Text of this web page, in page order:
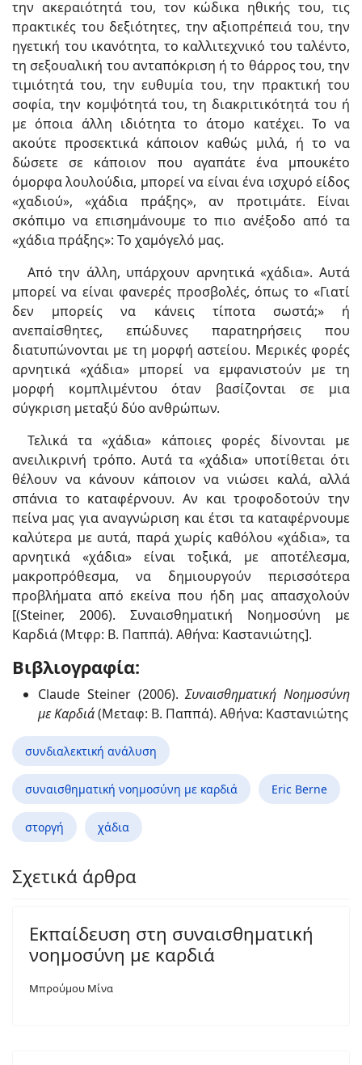
την ακεραιότητά του, τον κώδικα ηθικής του, τις
πρακτικές του δεξιότητες, την αξιοπρέπειά του, την
ηγετική του ικανότητα, το καλλιτεχνικό του ταλέντο,
τη σεξουαλική του ανταπόκριση ή το θάρρος του, την
τιμιότητά του, την ευθυμία του, την πρακτική του
σοφία, την κομψότητά του, τη διακριτικότητά του ή
με όποια άλλη ιδιότητα το άτομο κατέχει. Το να
ακούτε προσεκτικά κάποιον καθώς μιλά, ή το να
δώσετε σε κάποιον που αγαπάτε ένα μπουκέτο
όμορφα λουλούδια, μπορεί να είναι ένα ισχυρό είδος
«χαδιού», «χάδια πράξης», αν προτιμάτε. Είναι
σκόπιμο να επισημάνουμε το πιο ανέξοδο από τα
«χάδια πράξης»: Το χαμόγελό μας.
Από την άλλη, υπάρχουν αρνητικά «χάδια». Αυτά
μπορεί να είναι φανερές προσβολές, όπως το «Γιατί
δεν μπορείς να κάνεις τίποτα σωστά;» ή
ανεπαίσθητες, επώδυνες παρατηρήσεις που
διατυπώνονται με τη μορφή αστείου. Μερικές φορές
αρνητικά «χάδια» μπορεί να εμφανιστούν με τη
μορφή κομπλιμέντου όταν βασίζονται σε μια
σύγκριση μεταξύ δύο ανθρώπων.
Τελικά τα «χάδια» κάποιες φορές δίνονται με
ανειλικρινή τρόπο. Αυτά τα «χάδια» υποτίθεται ότι
θέλουν να κάνουν κάποιον να νιώσει καλά, αλλά
σπάνια το καταφέρνουν. Αν και τροφοδοτούν την
πείνα μας για αναγνώριση και έτσι τα καταφέρνουμε
καλύτερα με αυτά, παρά χωρίς καθόλου «χάδια», τα
αρνητικά «χάδια» είναι τοξικά, με αποτέλεσμα,
μακροπρόθεσμα, να δημιουργούν περισσότερα
προβλήματα από εκείνα που ήδη μας απασχολούν
[(Steiner, 2006). Συναισθηματική Νοημοσύνη με
Καρδιά (Μτφρ: B. Παππά). Αθήνα: Καστανιώτης].
Βιβλιογραφία:
Claude Steiner (2006).Συναισθηματική Νοημοσύνη
με Καρδιά(Μεταφ: B. Παππά). Αθήνα: Καστανιώτης
συνδιαλεκτική ανάλυση
συναισθηματική νοημοσύνη με καρδιά Eric Berne
στοργή χάδια
Σχετικά άρθρα
Εκπαίδευση στη συναισθηματική
νοημοσύνη με καρδιά
Μπρούμου Μίνα